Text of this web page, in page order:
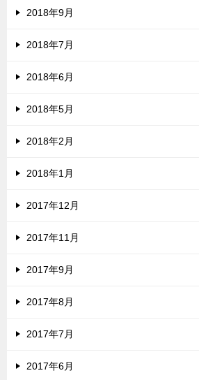
2018年9月
2018年7月
2018年6月
2018年5月
2018年2月
2018年1月
2017年12月
2017年11月
2017年9月
2017年8月
2017年7月
2017年6月